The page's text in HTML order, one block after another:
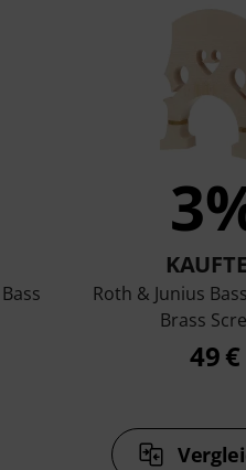
Roth & Junius
Brass
49 €